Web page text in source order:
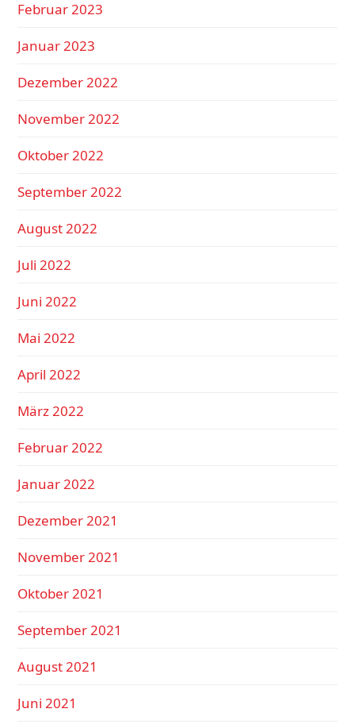
Februar 2023
Januar 2023
Dezember 2022
November 2022
Oktober 2022
September 2022
August 2022
Juli 2022
Juni 2022
Mai 2022
April 2022
März 2022
Februar 2022
Januar 2022
Dezember 2021
November 2021
Oktober 2021
September 2021
August 2021
Juni 2021